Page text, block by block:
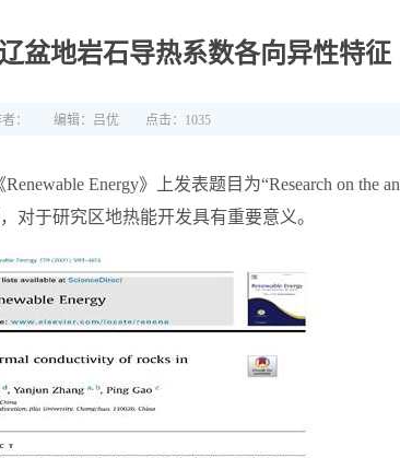
盆地岩石导热系数各向异性特征
： 编辑：吕优 点击： 1035
Renewable Energy》上发表题目为“Research on the
对于研究区地热能开发具有重要意义。